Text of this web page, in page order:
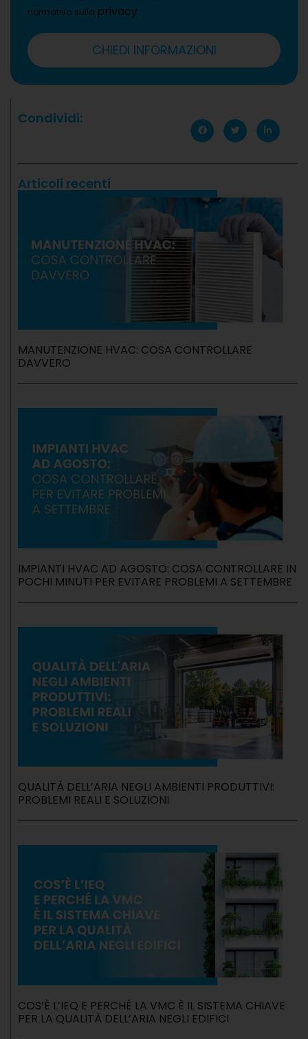
normativa sulla privacy.
CHIEDI INFORMAZIONI
Condividi:
Articoli recenti
MANUTENZIONE HVAC: COSA CONTROLLARE
DAVVERO
IMPIANTI HVAC AD AGOSTO: COSA CONTROLLARE IN
POCHI MINUTI PER EVITARE PROBLEMI A SETTEMBRE
QUALITÀ DELL’ARIA NEGLI AMBIENTI PRODUTTIVI:
PROBLEMI REALI E SOLUZIONI
COS’È L’IEQ E PERCHÉ LA VMC È IL SISTEMA CHIAVE
PER LA QUALITÀ DELL’ARIA NEGLI EDIFICI